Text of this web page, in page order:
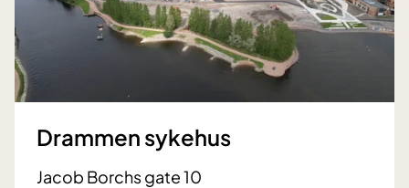
Drammen sykehus
Jacob Borchs gate 10